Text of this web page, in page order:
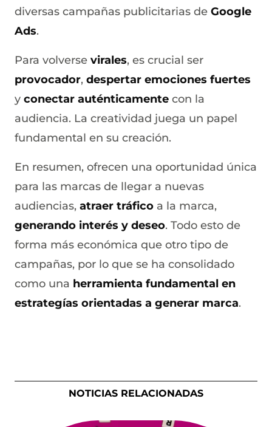
diversas campañas publicitarias de Google
Ads.
Para volverse virales, es crucial ser
provocador, despertar emociones fuertes
y conectar auténticamente con la
audiencia. La creatividad juega un papel
fundamental en su creación.
En resumen, ofrecen una oportunidad única
para las marcas de llegar a nuevas
audiencias, atraer tráfico a la marca,
generando interés y deseo. Todo esto de
forma más económica que otro tipo de
campañas, por lo que se ha consolidado
como una herramienta fundamental en
estrategías orientadas a generar marca.
NOTICIAS RELACIONADAS